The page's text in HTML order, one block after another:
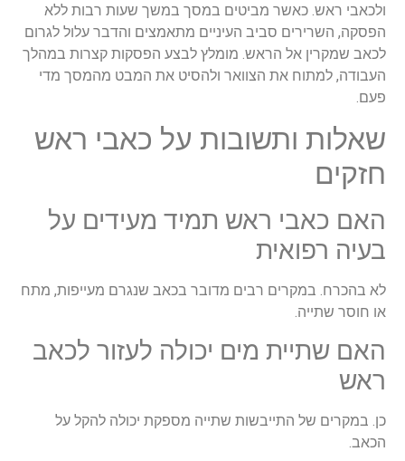
ולכאבי ראש. כאשר מביטים במסך במשך שעות רבות ללא
הפסקה, השרירים סביב העיניים מתאמצים והדבר עלול לגרום
לכאב שמקרין אל הראש. מומלץ לבצע הפסקות קצרות במהלך
העבודה, למתוח את הצוואר ולהסיט את המבט מהמסך מדי
פעם.
שאלות ותשובות על כאבי ראש
חזקים
האם כאבי ראש תמיד מעידים על
בעיה רפואית
לא בהכרח. במקרים רבים מדובר בכאב שנגרם מעייפות, מתח
או חוסר שתייה.
האם שתיית מים יכולה לעזור לכאב
ראש
כן. במקרים של התייבשות שתייה מספקת יכולה להקל על
הכאב.